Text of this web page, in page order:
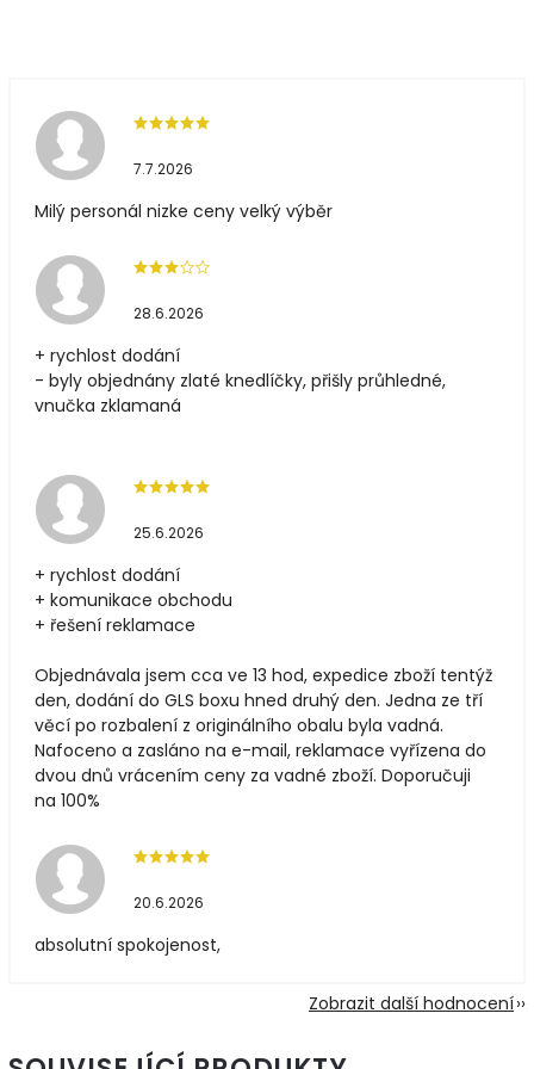
7.7.2026
Milý personál nizke ceny velký výběr
28.6.2026
+ rychlost dodání
- byly objednány zlaté knedlíčky, přišly průhledné,
vnučka zklamaná
25.6.2026
+ rychlost dodání
+ komunikace obchodu
+ řešení reklamace
Objednávala jsem cca ve 13 hod, expedice zboží tentýž
den, dodání do GLS boxu hned druhý den. Jedna ze tří
věcí po rozbalení z originálního obalu byla vadná.
Nafoceno a zasláno na e-mail, reklamace vyřízena do
dvou dnů vrácením ceny za vadné zboží. Doporučuji
na 100%
20.6.2026
absolutní spokojenost,
Zobrazit další hodnocení